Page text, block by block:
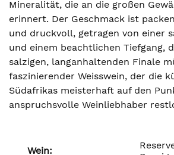
Mineralität, die an die großen
erinnert. Der Geschmack ist
und druckvoll, getragen von einer
und einem beachtlichen Tiefgang,
salzigen, langanhaltenden Finale
faszinierender Weisswein, der die
Südafrikas meisterhaft auf den
anspruchsvolle Weinliebhaber
Wein: